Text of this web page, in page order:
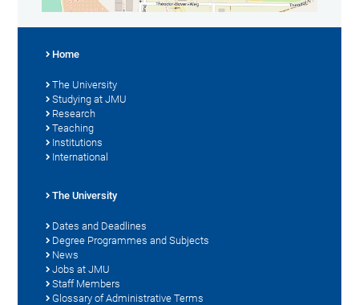
Home
The University
Studying at JMU
Research
Teaching
Institutions
International
The University
Dates and Deadlines
Degree Programmes and Subjects
News
Jobs at JMU
Staff Members
Glossary of Administrative Terms